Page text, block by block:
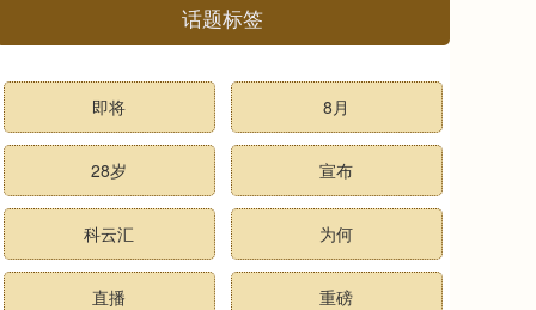
话题标签
即将 8月
28岁 宣布
科云汇 为何
直播 重磅